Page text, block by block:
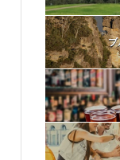
ブ